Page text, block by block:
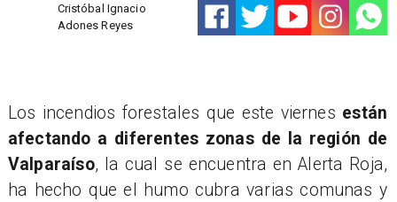
Cristóbal Ignacio
Adones Reyes
Los incendios forestales que este viernes están
afectando a diferentes zonas de la región de
Valparaíso, la cual se encuentra en Alerta Roja,
ha hecho que el humo cubra varias comunas y